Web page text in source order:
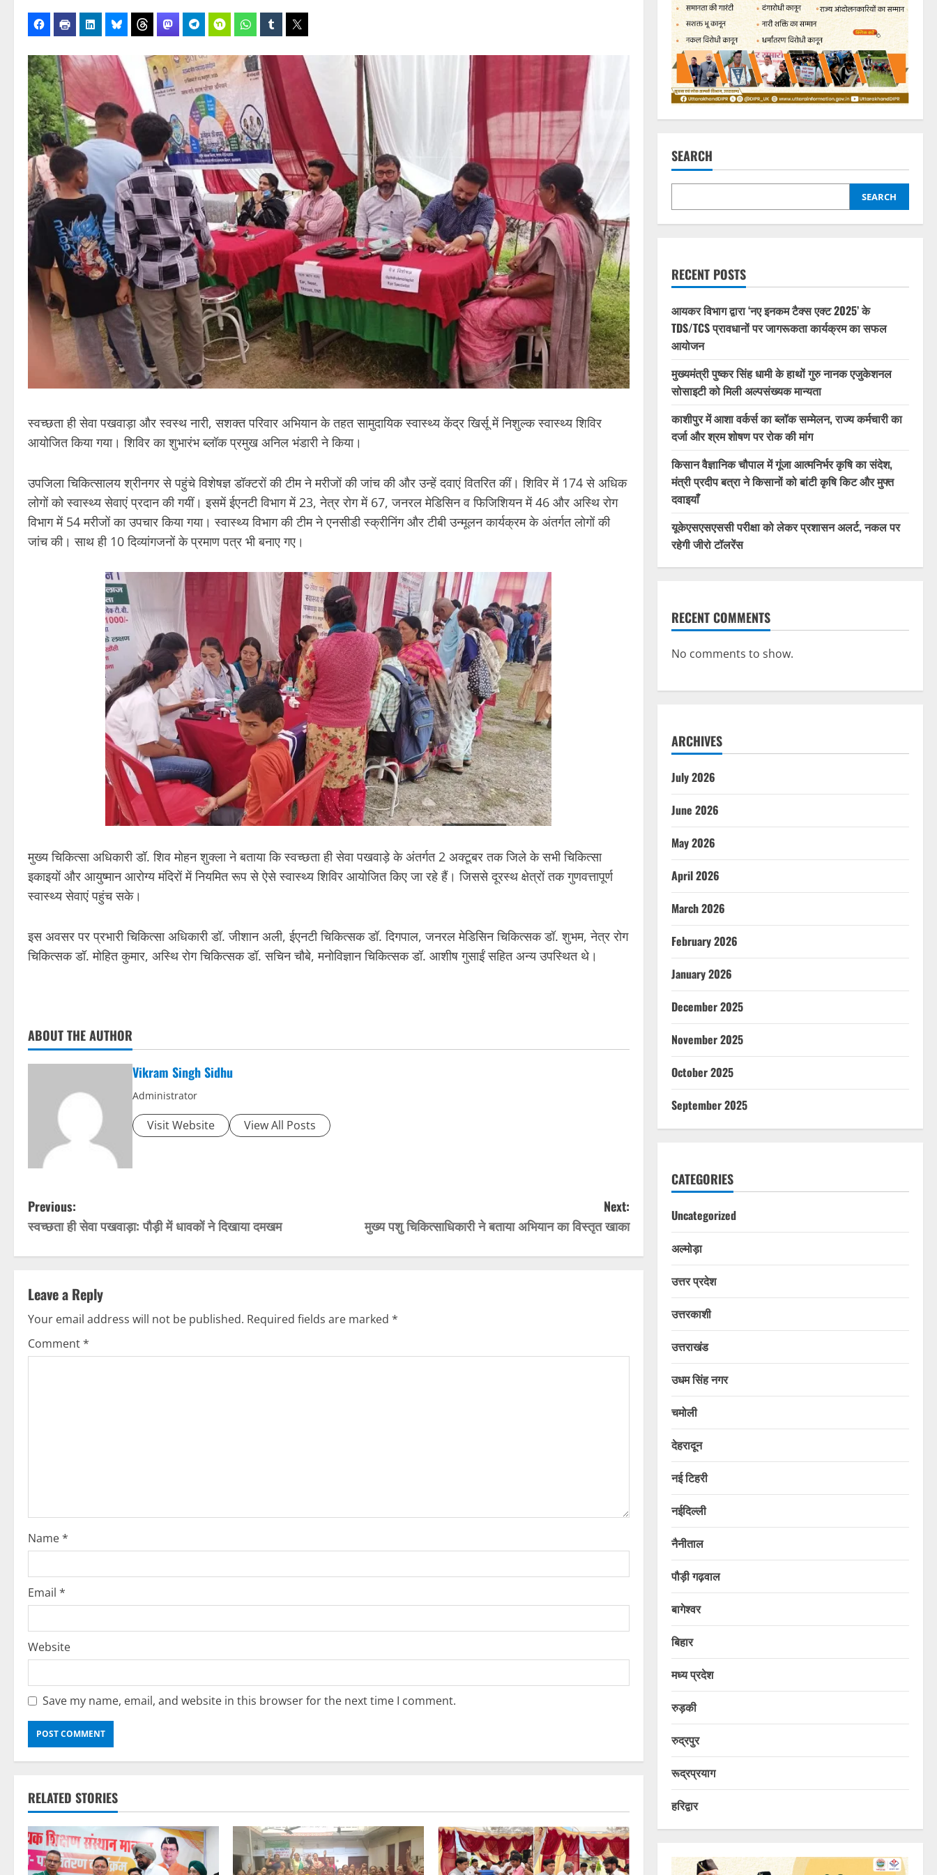
स्वच्छता ही सेवा पखवाड़ा और स्वस्थ नारी, सशक्त परिवार अभियान के तहत सामुदायिक स्वास्थ्य केंद्र खिर्सू में निशुल्क स्वास्थ्य शिविर
आयोजित किया गया। शिविर का शुभारंभ ब्लॉक प्रमुख अनिल भंडारी ने किया।
उपजिला चिकित्सालय श्रीनगर से पहुंचे विशेषज्ञ डॉक्टरों की टीम ने मरीजों की जांच की और उन्हें दवाएं वितरित कीं। शिविर में 174 से अधिक
लोगों को स्वास्थ्य सेवाएं प्रदान की गयीं। इसमें ईएनटी विभाग में 23, नेत्र रोग में 67, जनरल मेडिसिन व फिजिशियन में 46 और अस्थि रोग
विभाग में 54 मरीजों का उपचार किया गया। स्वास्थ्य विभाग की टीम ने एनसीडी स्क्रीनिंग और टीबी उन्मूलन कार्यक्रम के अंतर्गत लोगों की
जांच की। साथ ही 10 दिव्यांगजनों के प्रमाण पत्र भी बनाए गए।
मुख्य चिकित्सा अधिकारी डॉ. शिव मोहन शुक्ला ने बताया कि स्वच्छता ही सेवा पखवाड़े के अंतर्गत 2 अक्टूबर तक जिले के सभी चिकित्सा
इकाइयों और आयुष्मान आरोग्य मंदिरों में नियमित रूप से ऐसे स्वास्थ्य शिविर आयोजित किए जा रहे हैं। जिससे दूरस्थ क्षेत्रों तक गुणवत्तापूर्ण
स्वास्थ्य सेवाएं पहुंच सके।
इस अवसर पर प्रभारी चिकित्सा अधिकारी डॉ. जीशान अली, ईएनटी चिकित्सक डॉ. दिगपाल, जनरल मेडिसिन चिकित्सक डॉ. शुभम, नेत्र रोग
चिकित्सक डॉ. मोहित कुमार, अस्थि रोग चिकित्सक डॉ. सचिन चौबे, मनोविज्ञान चिकित्सक डॉ. आशीष गुसाईं सहित अन्य उपस्थित थे।
ABOUT THE AUTHOR
Vikram Singh Sidhu
Administrator
Visit Website View All Posts
P
o
s
t
n
a
i
o
n
Previous:
स्वच्छता ही सेवा पखवाड़ा: पौड़ी में धावकों ने दिखाया दमखम
Next:
मुख्य पशु चिकित्साधिकारी ने बताया अभियान का विस्तृत खाका
Leave a Reply
Your email address will not be published. Required fields are marked *
Comment*
Name*
Email *
Website
Save my name, email, and website in this browser for the next time I comment.
RELATED STORIES
SEARCH
SEARCH
RECENT POSTS
आयकर विभाग द्वारा ‘नए इनकम टैक्स एक्ट 2025’ के
TDS/TCS प्रावधानों पर जागरूकता कार्यक्रम का सफल
आयोजन
मुख्यमंत्री पुष्कर सिंह धामी के हाथों गुरु नानक एजुकेशनल
सोसाइटी को मिली अल्पसंख्यक मान्यता
काशीपुर में आशा वर्कर्स का ब्लॉक सम्मेलन, राज्य कर्मचारी का
दर्जा और श्रम शोषण पर रोक की मांग
किसान वैज्ञानिक चौपाल में गूंजा आत्मनिर्भर कृषि का संदेश,
मंत्री प्रदीप बत्रा ने किसानों को बांटी कृषि किट और मुफ्त
दवाइयाँ
यूकेएसएसएससी परीक्षा को लेकर प्रशासन अलर्ट, नकल पर
रहेगी जीरो टॉलरेंस
RECENT COMMENTS
No comments to show.
ARCHIVES
July 2026
June 2026
May 2026
April 2026
March 2026
February 2026
January 2026
December 2025
November 2025
October 2025
September 2025
CATEGORIES
Uncategorized
अल्मोड़ा
उत्तर प्रदेश
उत्तरकाशी
उत्तराखंड
उधम सिंह नगर
चमोली
देहरादून
नई टिहरी
नईदिल्ली
नैनीताल
पौड़ी गढ़वाल
बागेश्वर
बिहार
मध्य प्रदेश
रुड़की
रुद्रपुर
रूद्रप्रयाग
हरिद्वार